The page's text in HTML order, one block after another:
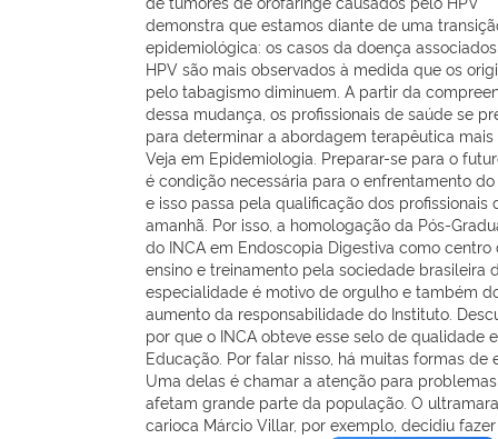
demonstra que estamos diante de uma
epidemiológica: os casos da doença
HPV são mais observados à medida que os
pelo tabagismo diminuem. A partir da
dessa mudança, os profissionais de saúde se
para determinar a abordagem terapêutica mais
Veja em Epidemiologia. Preparar-se para o
é condição necessária para o enfrentamento do
e isso passa pela qualificação dos profissionais
amanhã. Por isso, a homologação da Pós-
do INCA em Endoscopia Digestiva como centro
ensino e treinamento pela sociedade brasileira
especialidade é motivo de orgulho e também
aumento da responsabilidade do Instituto.
por que o INCA obteve esse selo de qualidade
Educação. Por falar nisso, há muitas formas de
Uma delas é chamar a atenção para
afetam grande parte da população. O
carioca Márcio Villar, por exemplo, decidiu